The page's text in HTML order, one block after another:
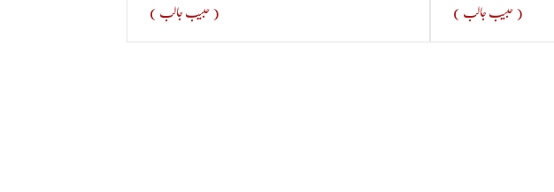
( حبیب جالب ) ( حبیب جالب )